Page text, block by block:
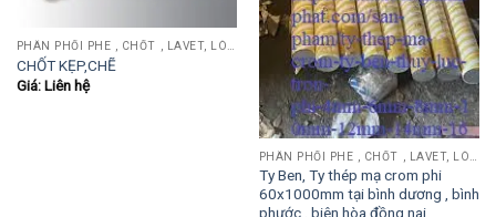
CHỐT KẸP,CHẼ
Giá: Liên hệ
Ty Ben, Ty thép mạ crom phi
60x1000mm tại bình dương , bình
phước , biên hòa đồng nai